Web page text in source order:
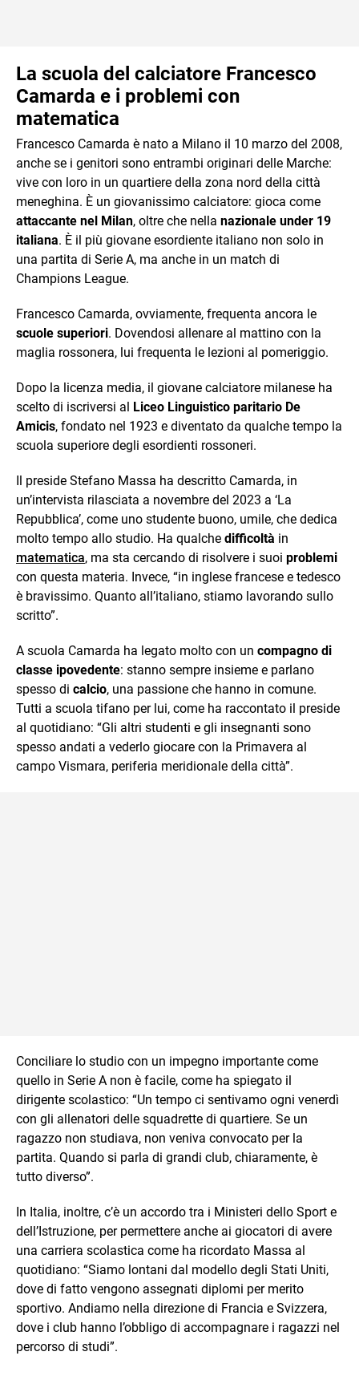
La scuola del calciatore Francesco
Camarda e i problemi con
matematica
Francesco Camarda è nato a Milano il 10 marzo del 2008,
anche se i genitori sono entrambi originari delle Marche:
vive con loro in un quartiere della zona nord della città
meneghina. È un giovanissimo calciatore: gioca come
attaccante nel Milan, oltre che nella nazionale under 19
italiana. È il più giovane esordiente italiano non solo in
una partita di Serie A, ma anche in un match di
Champions League.
Francesco Camarda, ovviamente, frequenta ancora le
scuole superiori. Dovendosi allenare al mattino con la
maglia rossonera, lui frequenta le lezioni al pomeriggio.
Dopo la licenza media, il giovane calciatore milanese ha
scelto di iscriversi al Liceo Linguistico paritario De
Amicis, fondato nel 1923 e diventato da qualche tempo la
scuola superiore degli esordienti rossoneri.
Il preside Stefano Massa ha descritto Camarda, in
un’intervista rilasciata a novembre del 2023 a ‘La
Repubblica’, come uno studente buono, umile, che dedica
molto tempo allo studio. Ha qualche difficoltà in
matematica, ma sta cercando di risolvere i suoi problemi
con questa materia. Invece, “in inglese francese e tedesco
è bravissimo. Quanto all’italiano, stiamo lavorando sullo
scritto”.
A scuola Camarda ha legato molto con un compagno di
classe ipovedente: stanno sempre insieme e parlano
spesso di calcio, una passione che hanno in comune.
Tutti a scuola tifano per lui, come ha raccontato il preside
al quotidiano: “Gli altri studenti e gli insegnanti sono
spesso andati a vederlo giocare con la Primavera al
campo Vismara, periferia meridionale della città”.
Conciliare lo studio con un impegno importante come
quello in Serie A non è facile, come ha spiegato il
dirigente scolastico: “Un tempo ci sentivamo ogni venerdì
con gli allenatori delle squadrette di quartiere. Se un
ragazzo non studiava, non veniva convocato per la
partita. Quando si parla di grandi club, chiaramente, è
tutto diverso”.
In Italia, inoltre, c’è un accordo tra i Ministeri dello Sport e
dell’Istruzione, per permettere anche ai giocatori di avere
una carriera scolastica come ha ricordato Massa al
quotidiano: “Siamo lontani dal modello degli Stati Uniti,
dove di fatto vengono assegnati diplomi per merito
sportivo. Andiamo nella direzione di Francia e Svizzera,
dove i club hanno l’obbligo di accompagnare i ragazzi nel
percorso di studi”.